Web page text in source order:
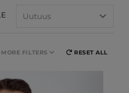
Nimi
MORE FILTERS RESET ALL